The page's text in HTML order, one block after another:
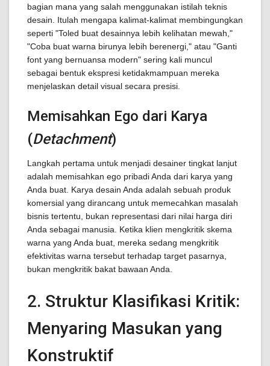
bagian mana yang salah menggunakan istilah teknis
desain. Itulah mengapa kalimat-kalimat membingungkan
seperti "Toled buat desainnya lebih kelihatan mewah,"
"Coba buat warna birunya lebih berenergi," atau "Ganti
font yang bernuansa modern" sering kali muncul
sebagai bentuk ekspresi ketidakmampuan mereka
menjelaskan detail visual secara presisi.
Memisahkan Ego dari Karya
(Detachment)
Langkah pertama untuk menjadi desainer tingkat lanjut
adalah memisahkan ego pribadi Anda dari karya yang
Anda buat. Karya desain Anda adalah sebuah produk
komersial yang dirancang untuk memecahkan masalah
bisnis tertentu, bukan representasi dari nilai harga diri
Anda sebagai manusia. Ketika klien mengkritik skema
warna yang Anda buat, mereka sedang mengkritik
efektivitas warna tersebut terhadap target pasarnya,
bukan mengkritik bakat bawaan Anda.
2. Struktur Klasifikasi Kritik:
Menyaring Masukan yang
Konstruktif